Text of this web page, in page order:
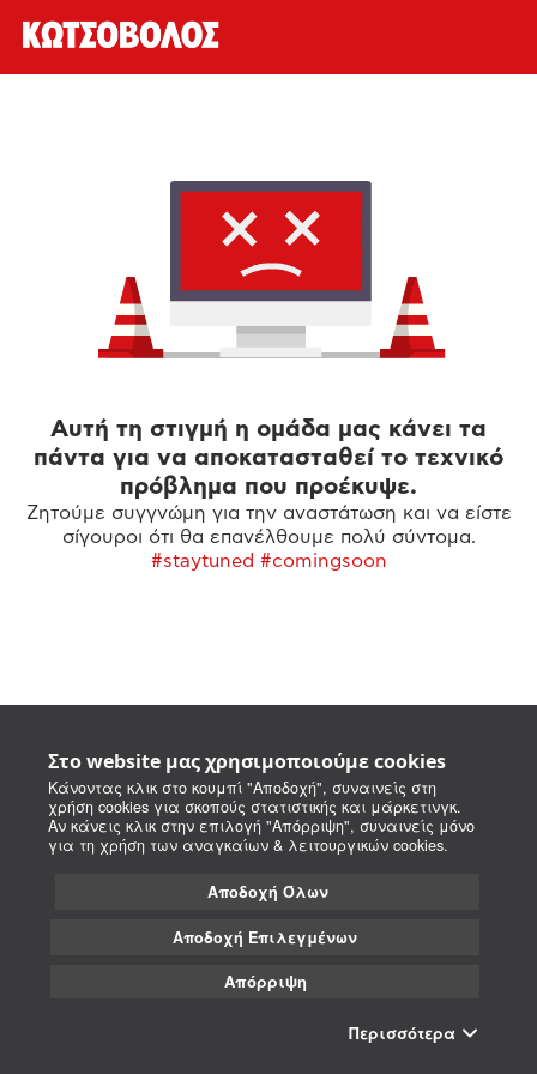
Στο website μας χρησιμοποιούμε cookies
Κάνοντας κλικ στο κουμπί "Αποδοχή", συναινείς στη
χρήση cookies για σκοπούς στατιστικής και μάρκετινγκ.
Αν κάνεις κλικ στην επιλογή "Απόρριψη", συναινείς μόνο
για τη χρήση των αναγκαίων & λειτουργικών cookies.
Αποδοχή Όλων
Αποδοχή Επιλεγμένων
Απόρριψη
Περισσότερα
Αυτή τη στιγμή η ομάδα μας κάνει τα
πάντα για να αποκατασταθεί το τεχνικό
πρόβλημα που προέκυψε.
Ζητούμε συγγνώμη για την αναστάτωση και να είστε
σίγουροι ότι θα επανέλθουμε πολύ σύντομα.
#staytuned #comingsoon